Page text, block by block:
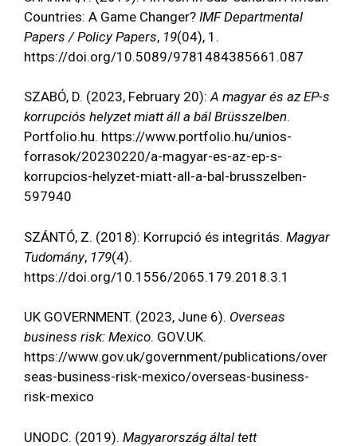
Countries: A Game Changer? IMF Departmental
Papers / Policy Papers, 19(04), 1.
https://doi.org/10.5089/9781484385661.087
SZABÓ, D. (2023, February 20):A magyar és az EP-s
korrupciós helyzet miatt áll a bál Brüsszelben.
Portfolio.hu. https://www.portfolio.hu/unios-
forrasok/20230220/a-magyar-es-az-ep-s-
korrupcios-helyzet-miatt-all-a-bal-brusszelben-
597940
SZÁNTÓ, Z. (2018): Korrupció és integritás. Magyar
Tudomány, 179(4).
https://doi.org/10.1556/2065.179.2018.3.1
UK GOVERNMENT. (2023, June 6). Overseas
business risk: Mexico. GOV.UK.
https://www.gov.uk/government/publications/over
seas-business-risk-mexico/overseas-business-
risk-mexico
UNODC. (2019). Magyarország által tett